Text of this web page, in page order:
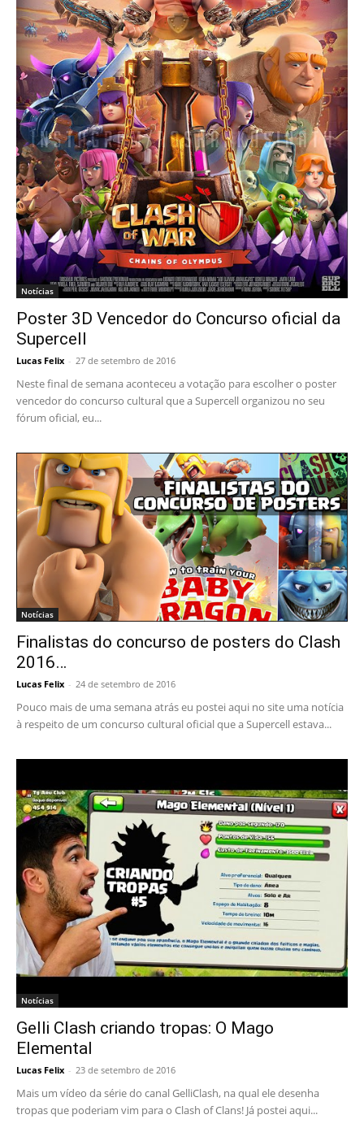
Notícias
Poster 3D Vencedor do Concurso oficial da
Supercell
Lucas Felix - 27 de setembro de 2016
Neste final de semana aconteceu a votação para escolher o poster
vencedor do concurso cultural que a Supercell organizou no seu
fórum oficial, eu...
Notícias
Finalistas do concurso de posters do Clash
2016…
Lucas Felix - 24 de setembro de 2016
Pouco mais de uma semana atrás eu postei aqui no site uma notícia
à respeito de um concurso cultural oficial que a Supercell estava...
Notícias
Gelli Clash criando tropas: O Mago
Elemental
Lucas Felix - 23 de setembro de 2016
Mais um vídeo da série do canal GelliClash, na qual ele desenha
tropas que poderiam vim para o Clash of Clans! Já postei aqui...